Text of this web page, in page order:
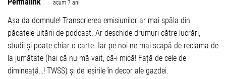
acum 7 ani
Așa da domnule! Transcrierea emisiunilor ar mai spăla din
păcatele uitării de podcast. Ar deschide drumuri către lucrări,
studii și poate chiar o carte. Iar pe noi ne mai scapă de reclama de
la jumătate (hai că nu mă vait, că-i mică! Față de cele de
dimineață…! TWSS) și de ieșirile în decor ale gazdei.